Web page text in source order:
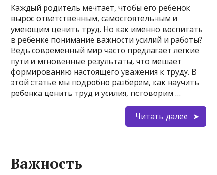
Каждый родитель мечтает, чтобы его ребенок
вырос ответственным, самостоятельным и
умеющим ценить труд. Но как именно воспитать
в ребенке понимание важности усилий и работы?
Ведь современный мир часто предлагает легкие
пути и мгновенные результаты, что мешает
формированию настоящего уважения к труду. В
этой статье мы подробно разберем, как научить
ребенка ценить труд и усилия, поговорим …
Читать далее
Важность